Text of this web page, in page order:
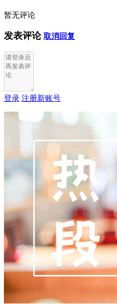
暂无评论
发表评论 取消回复
登录 注册新账号